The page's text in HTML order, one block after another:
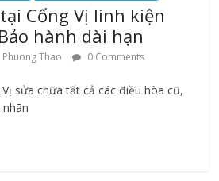
Cống Vị linh kiện
hành dài hạn
Phuong Thao 0 Comments
sửa chữa tất cả các điều hòa cũ,